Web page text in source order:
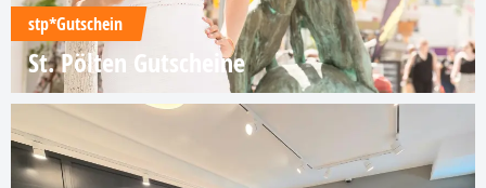
stp*Gutschein
St. Pölten Gutscheine